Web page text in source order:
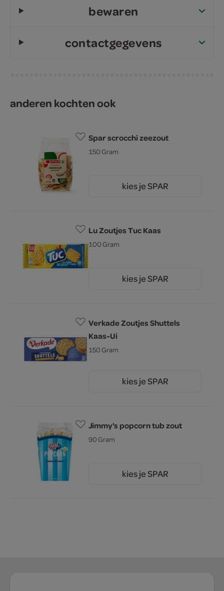
bewaren
contactgegevens
anderen kochten ook
Spar scrocchi zeezout
150 Gram
kies je SPAR
Lu Zoutjes Tuc Kaas
100 Gram
kies je SPAR
Verkade Zoutjes Shuttels
Kaas-Ui
150 Gram
kies je SPAR
Jimmy's popcorn tub zout
90 Gram
kies je SPAR